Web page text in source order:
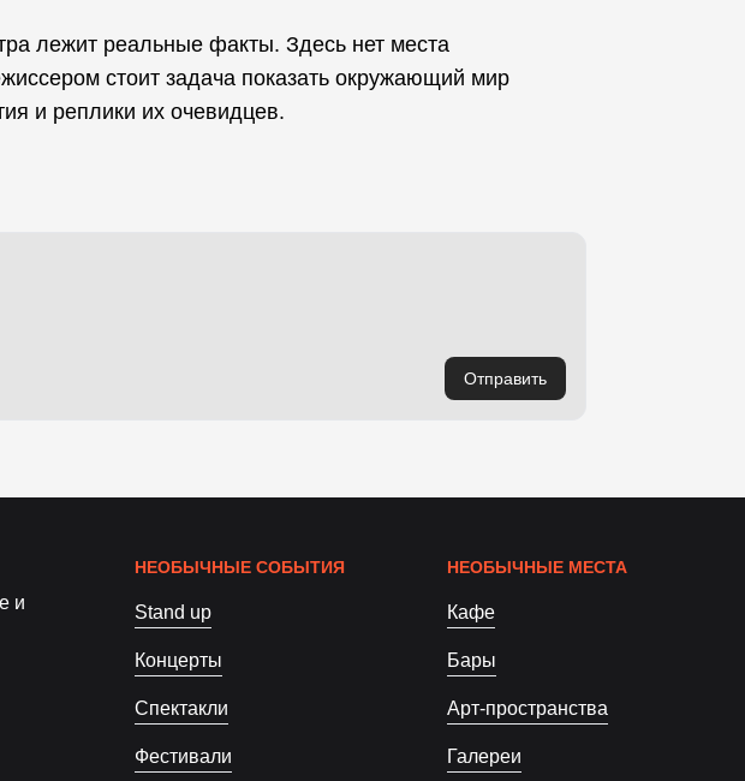
лежит реальные факты. Здесь нет места
стоит задача показать окружающий мир
и реплики их очевидцев.
Отправить
и
НЕОБЫЧНЫЕ СОБЫТИЯ
Stand up
Концерты
Спектакли
Фестивали
НЕОБЫЧНЫЕ МЕСТА
Кафе
Бары
Арт-пространства
Галереи